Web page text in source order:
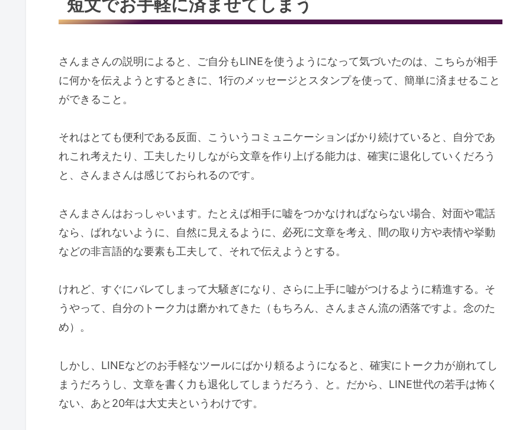
短文でお手軽に済ませてしまう
さんまさんの説明によると、ご自分もLINEを使うようになって気づいたのは、こちらが相手
に何かを伝えようとするときに、1行のメッセージとスタンプを使って、簡単に済ませること
ができること。
それはとても便利である反面、こういうコミュニケーションばかり続けていると、自分であ
れこれ考えたり、工夫したりしながら文章を作り上げる能力は、確実に退化していくだろう
と、さんまさんは感じておられるのです。
さんまさんはおっしゃいます。たとえば相手に嘘をつかなければならない場合、対面や電話
なら、ばれないように、自然に見えるように、必死に文章を考え、間の取り方や表情や挙動
などの非言語的な要素も工夫して、それで伝えようとする。
けれど、すぐにバレてしまって大騒ぎになり、さらに上手に嘘がつけるように精進する。そ
うやって、自分のトーク力は磨かれてきた（もちろん、さんまさん流の洒落ですよ。念のた
め）。
しかし、LINEなどのお手軽なツールにばかり頼るようになると、確実にトーク力が崩れてし
まうだろうし、文章を書く力も退化してしまうだろう、と。だから、LINE世代の若手は怖く
ない、あと20年は大丈夫というわけです。